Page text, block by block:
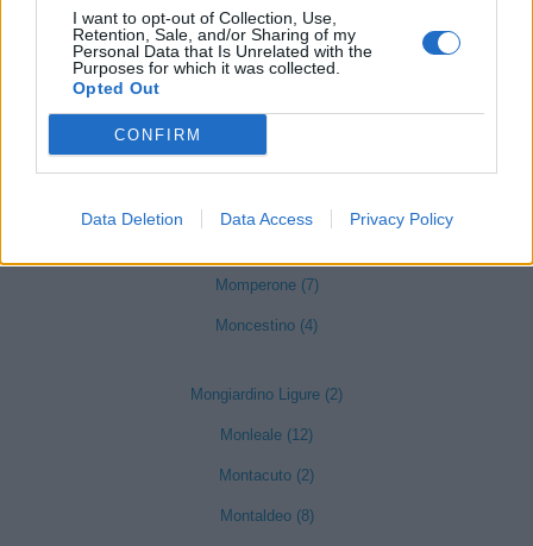
I want to opt-out of Collection, Use,
Retention, Sale, and/or Sharing of my
Personal Data that Is Unrelated with the
Purposes for which it was collected.
Opted Out
CONFIRM
Data Deletion Data Access Privacy Policy
Melazzo (11)
Momperone (7)
Moncestino (4)
Mongiardino Ligure (2)
Monleale (12)
Montacuto (2)
Montaldeo (8)